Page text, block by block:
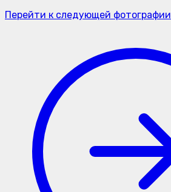
Перейти к следующей фотографии